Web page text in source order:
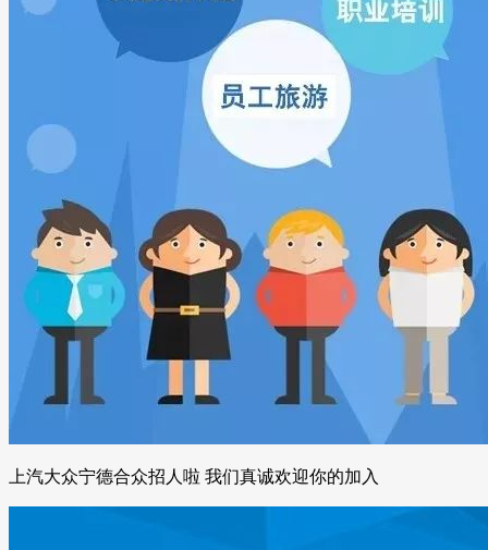
上汽大众宁德合众招人啦 我们真诚欢迎你的加入